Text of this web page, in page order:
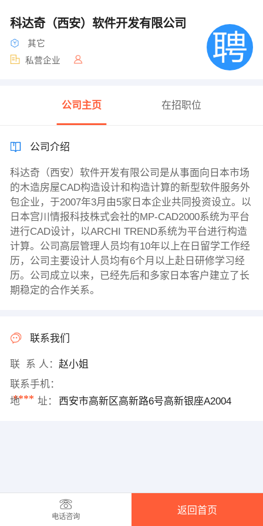
科达奇（西安）软件开发有限公司
其它
私营企业
公司主页 在招职位
公司介绍
科达奇（西安）软件开发有限公司是从事面向日本市场
的木造房屋CAD构造设计和构造计算的新型软件服务外
包企业，于2007年3月由5家日本企业共同投资设立。以
日本宫川情报科技株式会社的MP-CAD2000系统为平台
进行CAD设计，以ARCHI TREND系统为平台进行构造
计算。公司高层管理人员均有10年以上在日留学工作经
历，公司主要设计人员均有6个月以上赴日研修学习经
历。公司成立以来，已经先后和多家日本客户建立了长
期稳定的合作关系。
联系我们
联 系 人： 赵小姐
联系手机：
****
地 址： 西安市高新区高新路6号高新银座A2004
电话咨询
返回首页